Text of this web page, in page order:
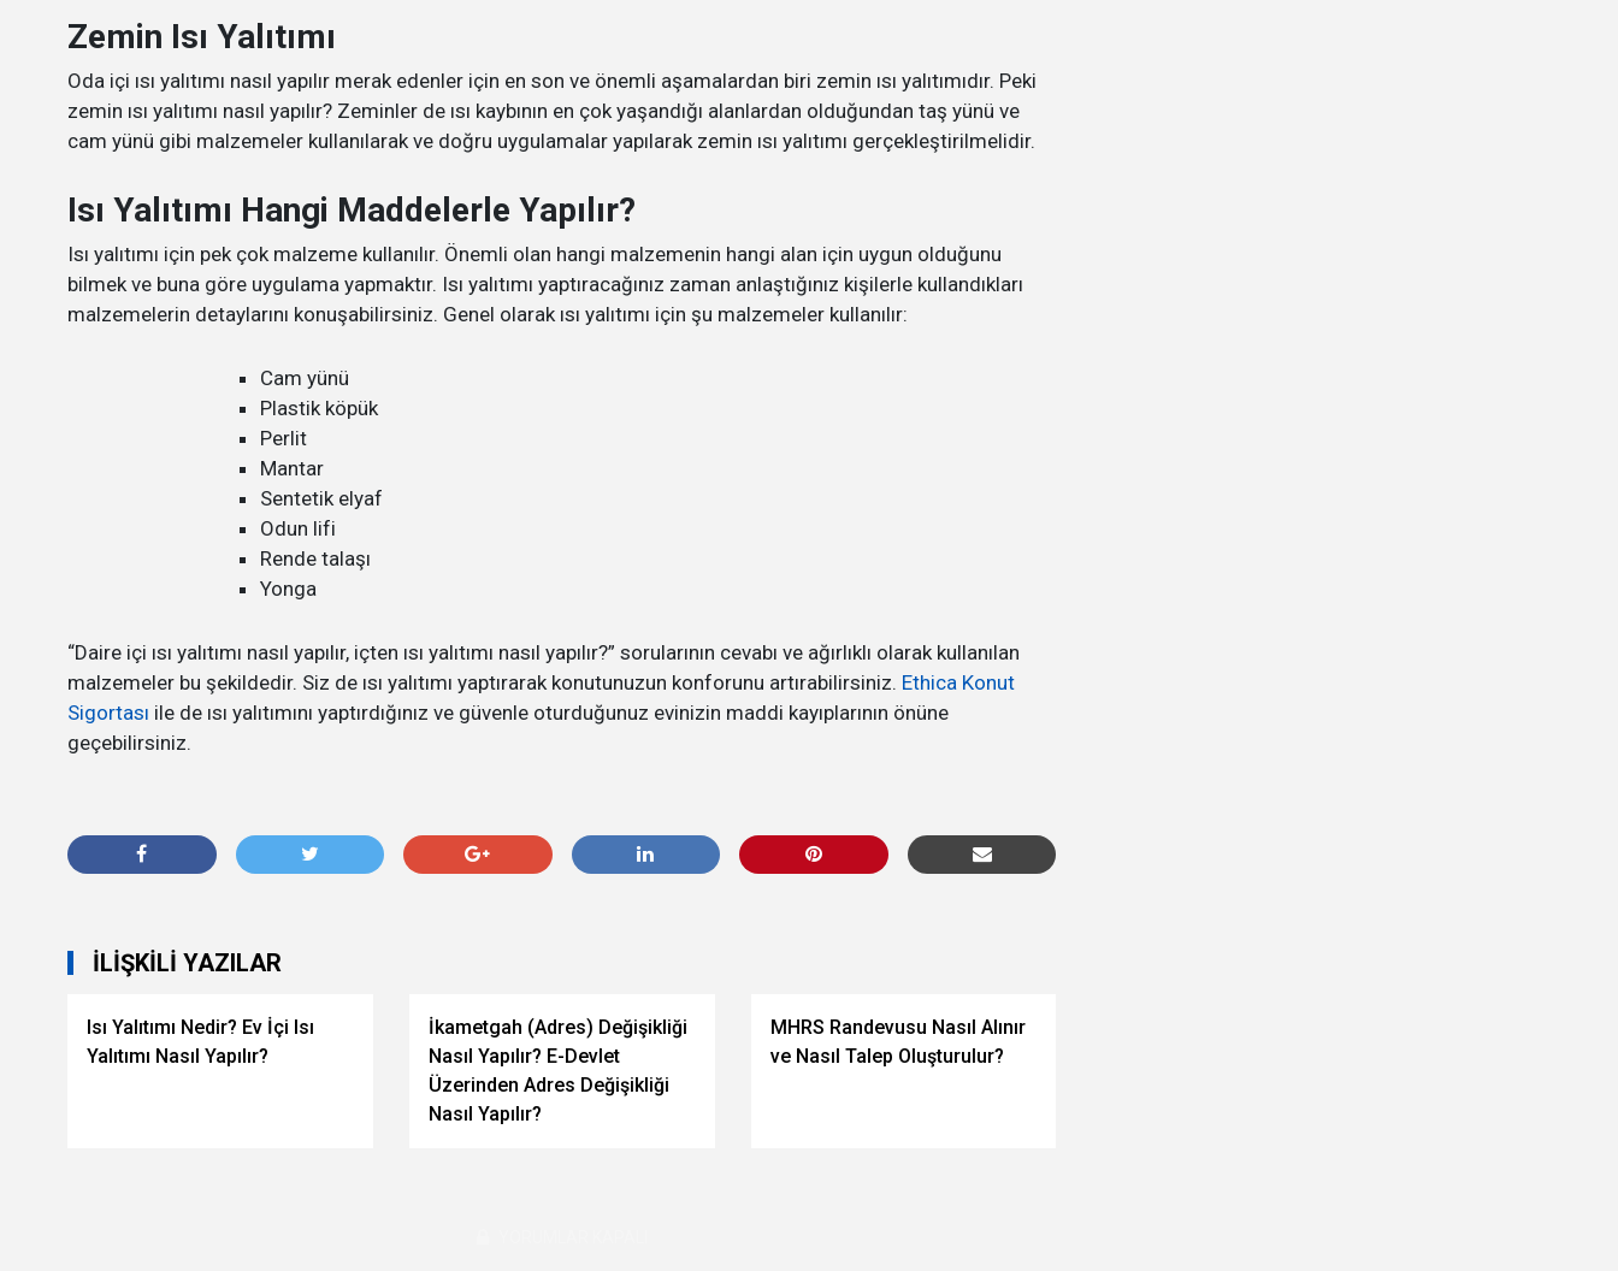
Zemin Isı Yalıtımı
Oda içi ısı yalıtımı nasıl yapılır merak edenler için en son ve önemli aşamalardan biri zemin ısı yalıtımıdır. Peki
zemin ısı yalıtımı nasıl yapılır? Zeminler de ısı kaybının en çok yaşandığı alanlardan olduğundan taş yünü ve
cam yünü gibi malzemeler kullanılarak ve doğru uygulamalar yapılarak zemin ısı yalıtımı gerçekleştirilmelidir.
Isı Yalıtımı Hangi Maddelerle Yapılır?
Isı yalıtımı için pek çok malzeme kullanılır. Önemli olan hangi malzemenin hangi alan için uygun olduğunu
bilmek ve buna göre uygulama yapmaktır. Isı yalıtımı yaptıracağınız zaman anlaştığınız kişilerle kullandıkları
malzemelerin detaylarını konuşabilirsiniz. Genel olarak ısı yalıtımı için şu malzemeler kullanılır:
Cam yünü
Plastik köpük
Perlit
Mantar
Sentetik elyaf
Odun lifi
Rende talaşı
Yonga
“Daire içi ısı yalıtımı nasıl yapılır, içten ısı yalıtımı nasıl yapılır?” sorularının cevabı ve ağırlıklı olarak kullanılan
malzemeler bu şekildedir. Siz de ısı yalıtımı yaptırarak konutunuzun konforunu artırabilirsiniz. Ethica Konut
Sigortası ile de ısı yalıtımını yaptırdığınız ve güvenle oturduğunuz evinizin maddi kayıplarının önüne
geçebilirsiniz.
İLIŞKILI YAZILAR
Isı Yalıtımı Nedir? Ev İçi Isı
Yalıtımı Nasıl Yapılır?
İkametgah (Adres) Değişikliği
Nasıl Yapılır? E-Devlet
Üzerinden Adres Değişikliği
Nasıl Yapılır?
MHRS Randevusu Nasıl Alınır
ve Nasıl Talep Oluşturulur?